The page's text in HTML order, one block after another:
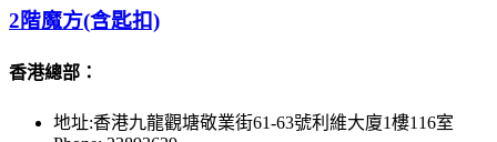
2階魔方(含匙扣)
香港總部：
地址:香港九龍觀塘敬業街61-63號利維大廈1樓116室